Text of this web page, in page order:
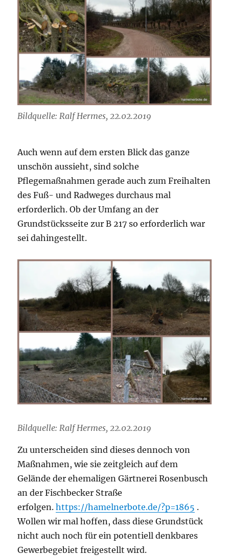
Bildquelle: Ralf Hermes, 22.02.2019
Auch wenn auf dem ersten Blick das ganze
unschön aussieht, sind solche
Pflegemaßnahmen gerade auch zum Freihalten
des Fuß- und Radweges durchaus mal
erforderlich. Ob der Umfang an der
Grundstücksseite zur B 217 so erforderlich war
sei dahingestellt.
Bildquelle: Ralf Hermes, 22.02.2019
Zu unterscheiden sind dieses dennoch von
Maßnahmen, wie sie zeitgleich auf dem
Gelände der ehemaligen Gärtnerei Rosenbusch
an der Fischbecker Straße
erfolgen.https://hamelnerbote.de/?p=1865 .
Wollen wir mal hoffen, dass diese Grundstück
nicht auch noch für ein potentiell denkbares
Gewerbegebiet freigestellt wird.